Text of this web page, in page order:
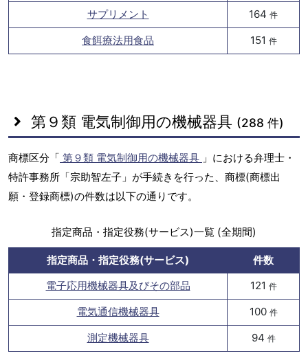
サプリメント 164 件
食餌療法用食品 151 件
第９類 電気制御用の機械器具 (288 件)
商標区分「 第９類 電気制御用の機械器具 」における弁理士・
特許事務所「宗助智左子」が手続きを行った、商標(商標出
願・登録商標)の件数は以下の通りです。
指定商品・指定役務(サービス)一覧 (全期間)
指定商品・指定役務(サービス)
件数
電子応用機械器具及びその部品
121 件
電気通信機械器具 100 件
測定機械器具 94 件